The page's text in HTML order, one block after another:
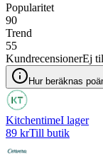
Popularitet
90
Trend
55
KundrecensionerEj
Hur beräknas
KitchentimeI lager
89 krTill butik